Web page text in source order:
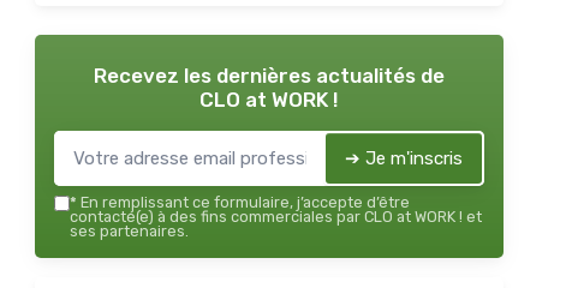
Recevez les dernières actualités de
CLO at WORK !
➔ Je m'inscris
* En remplissant ce formulaire, j’accepte d’être
contacté(e) à des fins commerciales par CLO at WORK ! et
ses partenaires.